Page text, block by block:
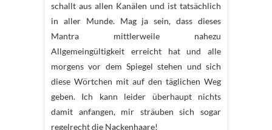
schallt aus allen Kanälen und ist tatsächlich
in aller Munde. Mag ja sein, dass dieses
Mantra mittlerweile nahezu
Allgemeingültigkeit erreicht hat und alle
morgens vor dem Spiegel stehen und sich
diese Wörtchen mit auf den täglichen Weg
geben. Ich kann leider überhaupt nichts
damit anfangen, mir sträuben sich sogar
regelrecht die Nackenhaare!